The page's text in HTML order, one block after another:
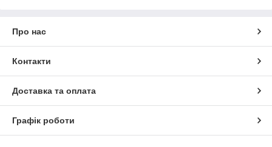
Про нас
Контакти
Доставка та оплата
Графік роботи